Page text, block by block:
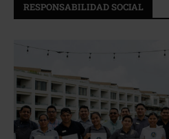
RESPONSABILIDAD SOCIAL